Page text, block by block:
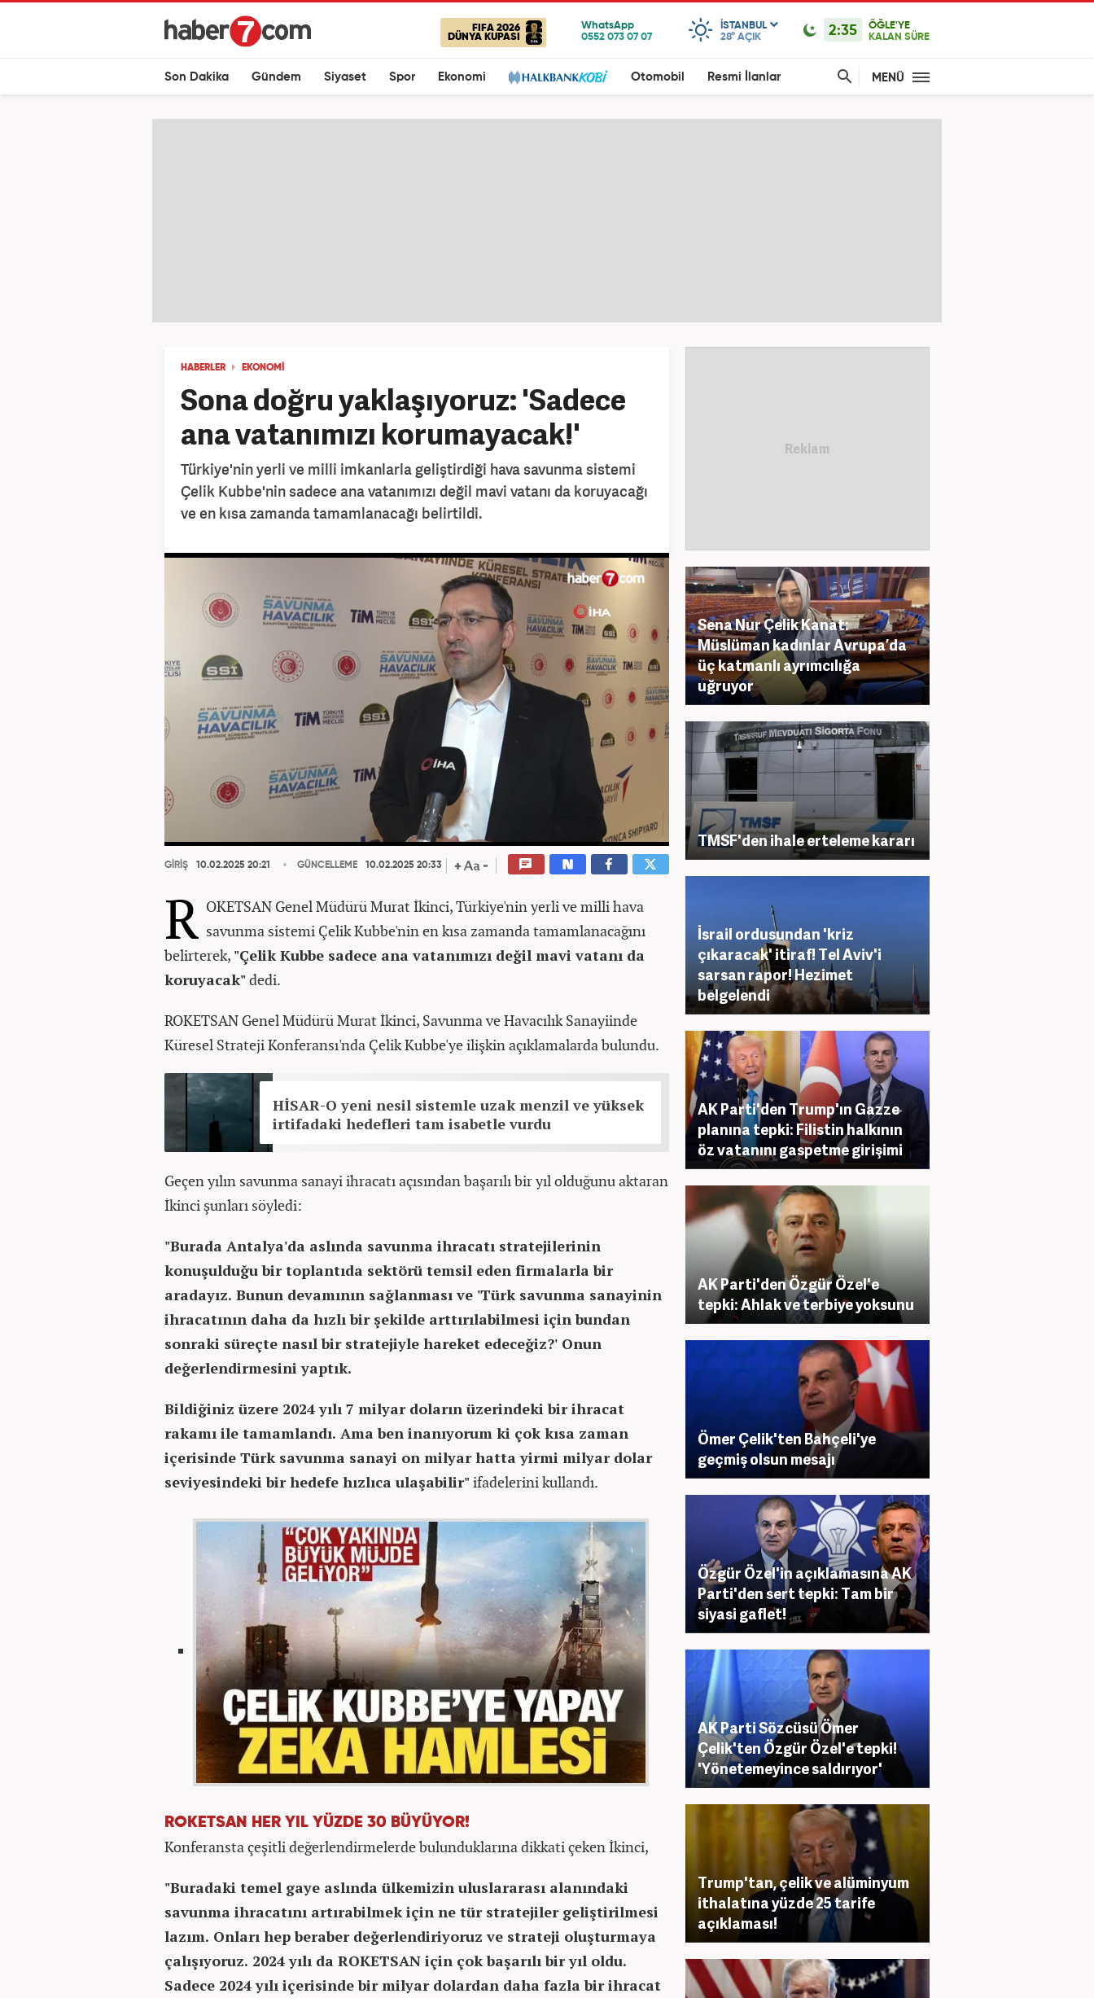
FIFA 2026
DÜNYA KUPASI
ISTANBUL
28° AÇIK 2:35
ÖĞLE'YE
KALAN SÜRE
Son Dakika Gündem Siyaset Spor Ekonomi Otomobil Resmi İlanlar MENÜ
HABERLER EKONOMİ
Sona doğru yaklaşıyoruz: 'Sadece
ana vatanımızı korumayacak!'
Türkiye'nin yerli ve milli imkanlarla geliştirdiği hava savunma sistemi
Çelik Kubbe'nin sadece ana vatanımızı değil mavi vatanı da koruyacağı
ve en kısa zamanda tamamlanacağı belirtildi.
GİRİŞ 10.02.2025 20:21 GÜNCELLEME 10.02.2025 20:33
R OKETSAN Genel Müdürü Murat İkinci, Türkiye'nin yerli ve milli hava
savunma sistemi Çelik Kubbe'nin en kısa zamanda tamamlanacağını
belirterek, "Çelik Kubbe sadece ana vatanımızı değil mavi vatanı da
koruyacak"dedi.
ROKETSAN Genel Müdürü Murat İkinci, Savunma ve Havacılık Sanayiinde
Küresel Strateji Konferansı'nda Çelik Kubbe'ye ilişkin açıklamalarda bulundu.
HİSAR-O yeni nesil sistemle uzak menzil ve yüksek
irtifadaki hedefleri tam isabetle vurdu
Geçen yılın savunma sanayi ihracatı açısından başarılı bir yıl olduğunu aktaran
İkinci şunları söyledi:
"Burada Antalya'da aslında savunma ihracatı stratejilerinin
konuşulduğu bir toplantıda sektörü temsil eden firmalarla bir
aradayız. Bunun devamının sağlanması ve 'Türk savunma sanayinin
ihracatının daha da hızlı bir şekilde arttırılabilmesi için bundan
sonraki süreçte nasıl bir stratejiyle hareket edeceğiz?' Onun
değerlendirmesini yaptık.
Bildiğiniz üzere 2024 yılı 7 milyar doların üzerindeki bir ihracat
rakamı ile tamamlandı. Ama ben inanıyorum ki çok kısa zaman
içerisinde Türk savunma sanayi on milyar hatta yirmi milyar dolar
seviyesindeki bir hedefe hızlıca ulaşabilir"ifadelerini kullandı.
ROKETSAN HER YIL YÜZDE 30 BÜYÜYOR!
Konferansta çeşitli değerlendirmelerde bulunduklarına dikkati çeken İkinci,
"Buradaki temel gaye aslında ülkemizin uluslararası alanındaki
savunma ihracatını artırabilmek için ne tür stratejiler geliştirilmesi
lazım. Onları hep beraber değerlendiriyoruz ve strateji oluşturmaya
çalışıyoruz. 2024 yılı da ROKETSAN için çok başarılı bir yıl oldu.
Sadece 2024 yılı içerisinde bir milyar dolardan daha fazla bir ihracat
Sena Nur Çelik Kanat:
Müslüman kadınlar Avrupa’da
üç katmanlı ayrımcılığa
uğruyor
TMSF'den ihale erteleme kararı
İsrail ordusundan 'kriz
çıkaracak' itiraf! Tel Aviv'i
sarsan rapor! Hezimet
belgelendi
AK Parti'den Trump'ın Gazze
planına tepki: Filistin halkının
öz vatanını gaspetme girişimi
AK Parti'den Özgür Özel'e
tepki: Ahlak ve terbiye yoksunu
Ömer Çelik'ten Bahçeli'ye
geçmiş olsun mesajı
Özgür Özel'in açıklamasına AK
Parti'den sert tepki: Tam bir
siyasi gaflet!
AK Parti Sözcüsü Ömer
Çelik'ten Özgür Özel'e tepki!
'Yönetemeyince saldırıyor'
Trump'tan, çelik ve alüminyum
ithalatına yüzde 25 tarife
açıklaması!